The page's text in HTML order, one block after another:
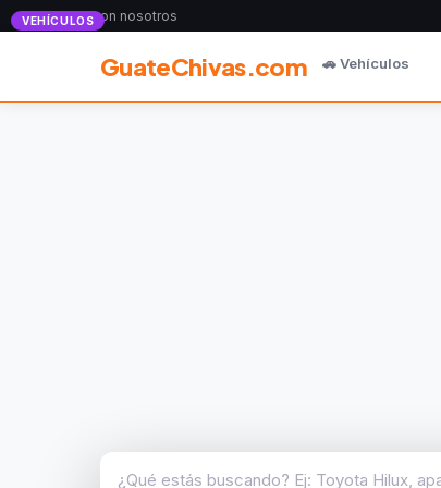
Anunciate con nosotros
GuateChivas.com 🚗 Vehículos
VEHÍCULOS